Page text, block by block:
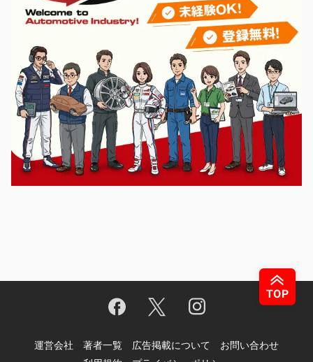
運営会社 著者一覧 広告掲載について
お問い合わせ